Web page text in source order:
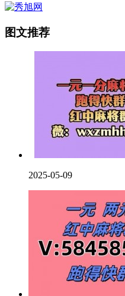
图文推荐
2025-05-09